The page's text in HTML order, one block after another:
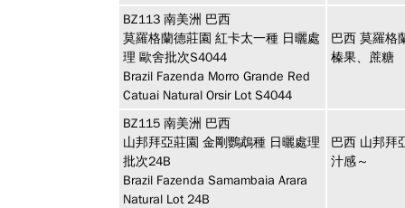
BZ113 南美洲 巴西
莫羅格蘭德莊園 紅卡太一種 日曬處
理 歐舍批次S4044
Brazil Fazenda Morro Grande Red
Catuai Natural Orsir Lot S4044
巴西 莫羅格
榛果、蔗糖
BZ115 南美洲 巴西
山邦拜亞莊園 金剛鸚鵡種 日曬處理
批次24B
Brazil Fazenda Samambaia Arara
Natural Lot 24B
巴西 山邦拜
汁感～